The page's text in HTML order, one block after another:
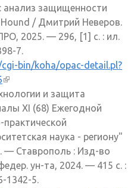
анализ защищенности
/ Дмитрий Неверов.
2025. — 296, [1] с. : ил.
7.
bin/koha/opac-detail.pl?
(внешняя ссылка)
и защита
XI (68) Ежегодной
практической
наука - региону"
— Ставрополь : Изд-во
ун-та, 2024. — 415 с. :
1342-5.